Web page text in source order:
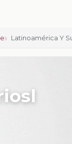
Latinoamérica Y